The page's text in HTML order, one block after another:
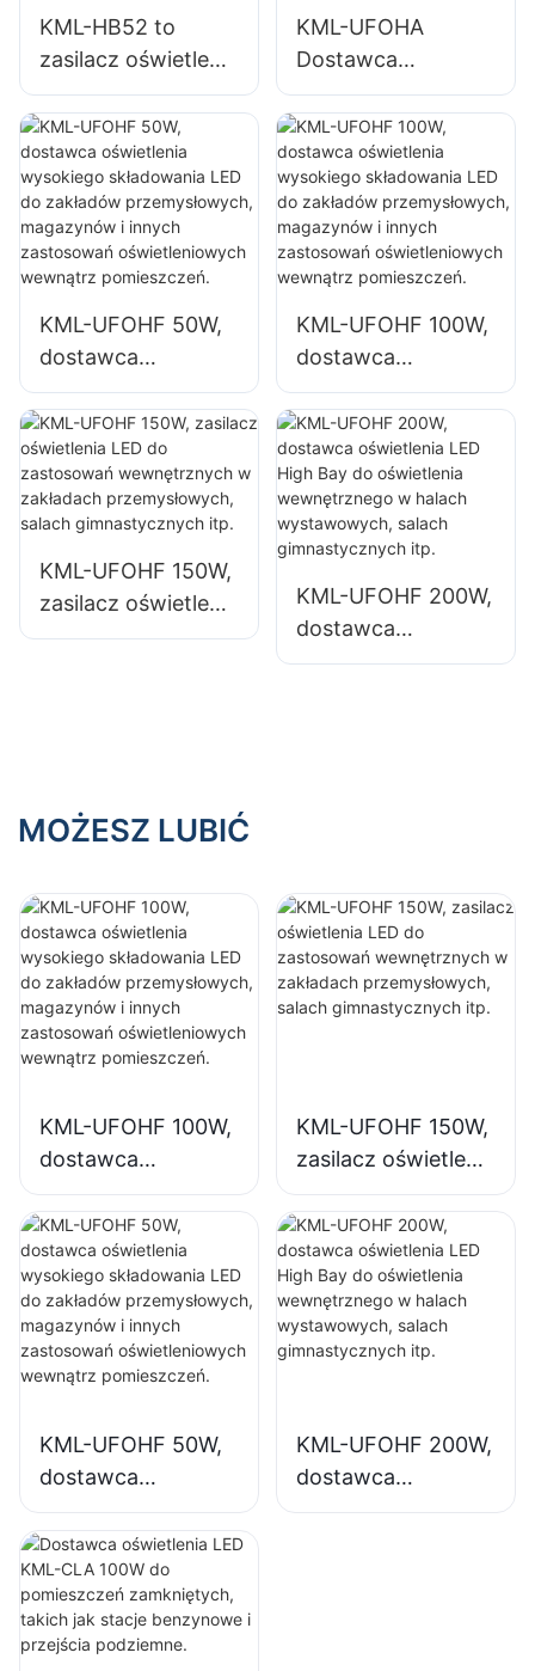
gimnastyczne i
magazyny.
naprawcze i
magazyny.
KML-HB52 to
zasilacz oświetlenia
LED o mocy 100 W
przeznaczony do
pomieszczeń
zamkniętych,
takich jak hale
przemysłowe i
magazyny.
KML-UFOHA
Dostawca
oświetlenia
wysokiego
składowania LED
100W do
pomieszczeń
zamkniętych,
takich jak hale
przemysłowe i
magazyny.
KML-UFOHF 50W,
dostawca
oświetlenia
wysokiego
składowania LED
do zakładów
przemysłowych,
innych zastosowań
oświetleniowych
wewnątrz
KML-UFOHF 100W,
dostawca
oświetlenia
wysokiego
składowania LED
do zakładów
przemysłowych,
magazynów i
innych zastosowań
oświetleniowych
KML-UFOHF 150W,
zasilacz oświetlenia
LED do
gimnastycznych
KML-UFOHF 200W,
dostawca
oświetlenia LED
gimnastycznych
itp.
MOŻESZ LUBIĆ
KML-UFOHF 100W,
dostawca
oświetlenia
wysokiego
składowania LED
do zakładów
przemysłowych,
magazynów i
innych zastosowań
wewnątrz
pomieszczeń.
KML-UFOHF 150W,
zasilacz oświetlenia
LED do
zastosowań
wewnętrznych w
zakładach
przemysłowych,
salach
KML-UFOHF 50W,
dostawca
oświetlenia
wysokiego
składowania LED
do zakładów
przemysłowych,
KML-UFOHF 200W,
dostawca
oświetlenia LED